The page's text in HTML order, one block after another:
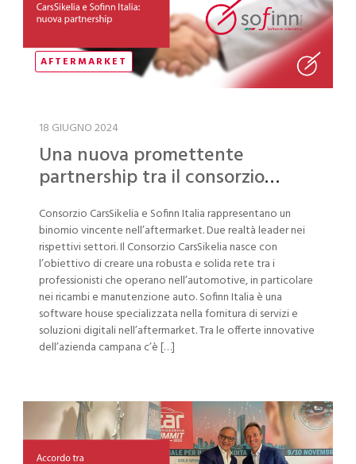
AFTERMARKET
18 GIUGNO 2024
Una nuova promettente
partnership tra il consorzio
Consorzio CarsSikelia e Sofinn Italia rappresentano un
binomio vincente nell’aftermarket. Due realtà leader nei
rispettivi settori. Il Consorzio CarsSikelia nasce con
l’obiettivo di creare una robusta e solida rete tra i
professionisti che operano nell’automotive, in particolare
nei ricambi e manutenzione auto. Sofinn Italia è una
software house specializzata nella fornitura di servizi e
soluzioni digitali nell’aftermarket. Tra le offerte innovative
dell’azienda campana c’è […]